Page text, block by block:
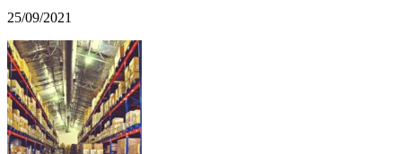
25/09/2021